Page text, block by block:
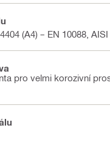
(A4) – EN 10088,
pro velmi korozivní